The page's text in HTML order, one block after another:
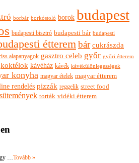
borbár borkóstoló borok budapest
budapesti bisztró budapesti bár budapesti
étterembár cukrászda
alapanyagok gasztro celeb győr győri étterem
koktélok kávéház kávék kávékülönlegességek
konyha magyar ételek magyar étterem
rendelés pizzák reggelik street food
sütemények torták vidéki étterem
…Tovább »